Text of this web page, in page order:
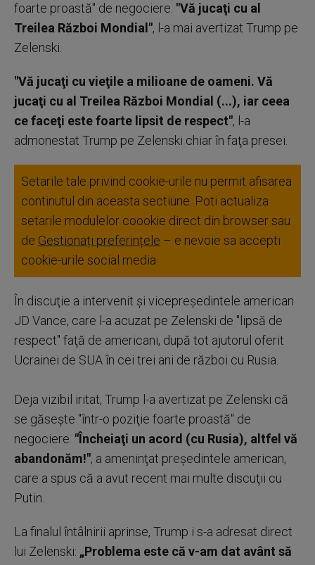
foarte proastă" de negociere. "Vă jucaţi cu al
Treilea Război Mondial", l-a mai avertizat Trump pe
Zelenski.
"Vă jucaţi cu vieţile a milioane de oameni. Vă
jucaţi cu al Treilea Război Mondial (...), iar ceea
ce faceţi este foarte lipsit de respect", l-a
admonestat Trump pe Zelenski chiar în faţa presei.
Setarile tale privind cookie-urile nu permit afisarea
continutul din aceasta sectiune. Poti actualiza
setarile modulelor coookie direct din browser sau
de Gestionați preferințele – e nevoie sa accepti
cookie-urile social media
În discuţie a intervenit şi vicepreşedintele american
JD Vance, care l-a acuzat pe Zelenski de "lipsă de
respect" faţă de americani, după tot ajutorul oferit
Ucrainei de SUA în cei trei ani de război cu Rusia.
Deja vizibil iritat, Trump l-a avertizat pe Zelenski că
se găseşte "într-o poziţie foarte proastă" de
negociere. "Încheiaţi un acord (cu Rusia), altfel vă
abandonăm!", a ameninţat preşedintele american,
care a spus că a avut recent mai multe discuţii cu
Putin.
La finalul întâlnirii aprinse, Trump i s-a adresat direct
lui Zelenski: „Problema este că v-am dat avânt să